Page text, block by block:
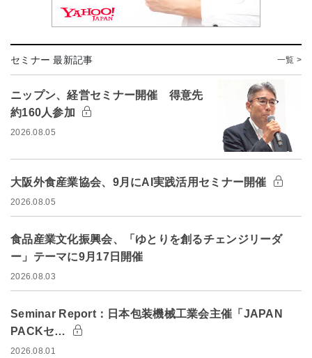
セミナー 最新記事 一覧 >
ニップン、経営セミナー開催 得意先
約160人参加
2026.08.05
大阪外食産業協会、9月にAI実践活用セミナー開催
2026.08.05
食品産業文化振興会、「ゆとりを創るチェンジリーダ
ー」テーマに9月17日開催
2026.08.03
Seminar Report：日本包装機械工業会主催「JAPAN
PACKセ…
2026.08.01